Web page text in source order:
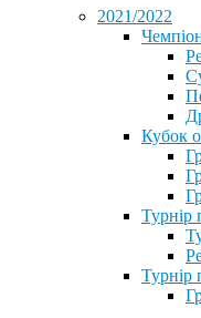
2021/2022
Кубок
Турнір
Турнір